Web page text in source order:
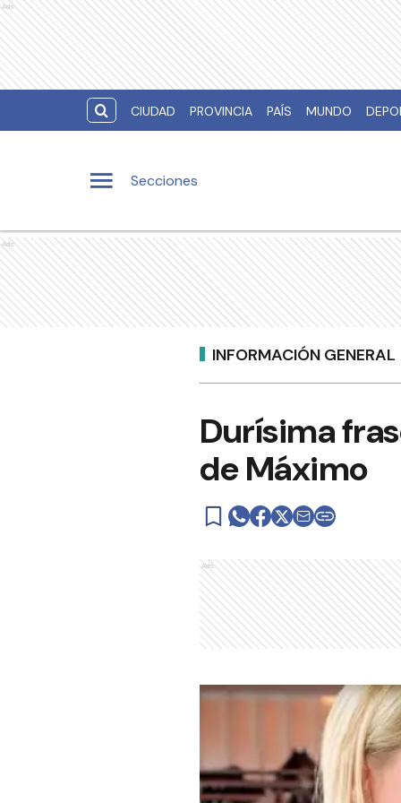
Ads
CIUDAD PROVINCIA PAÍS MUNDO
Secciones
Ads
INFORMACIÓN GENERAL
Durísima
de Máximo
Ads